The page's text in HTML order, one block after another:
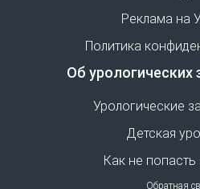
Реклама на
Политика
Об урологических
Урологические
Детская
Как не попасть
Обратная